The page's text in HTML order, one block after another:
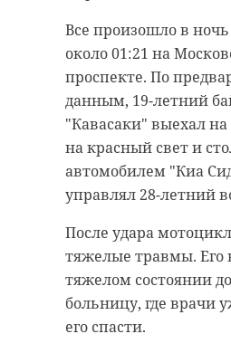
Все произошло в
около 01:21 на
проспекте. По
данным, 19-летний
"Кавасаки" выехал на
на красный свет и
автомобилем "Киа
управлял 28-летний
После удара
тяжелые травмы. Его
тяжелом состоянии
больницу, где врачи
его спасти.